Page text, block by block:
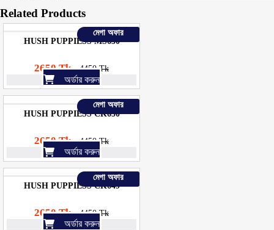
Related Products
মেগা অফার
HUSH PUPPIESS MS650
2650 Tk 4450 Tk
অর্ডার করুন
মেগা অফার
HUSH PUPPIESS CK650
2650 Tk 4450 Tk
অর্ডার করুন
মেগা অফার
HUSH PUPPIESS CK649
2650 Tk 4450 Tk
অর্ডার করুন